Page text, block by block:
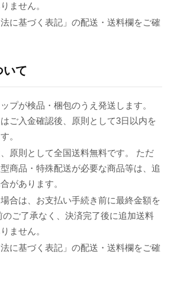
ません。
に基づく表記」の配送・送料欄をご確
いて
プが検品・梱包のうえ発送します。
ご入金確認後、原則として3日以内を
。
原則として全国送料無料です。 ただ
商品・特殊配送が必要な商品等は、追
があります。
合は、お支払い手続き前に最終金額を
のご了承なく、決済完了後に追加送料
ません。
に基づく表記」の配送・送料欄をご確